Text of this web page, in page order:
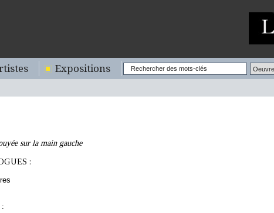
Expositions
sur la main gauche
:
: